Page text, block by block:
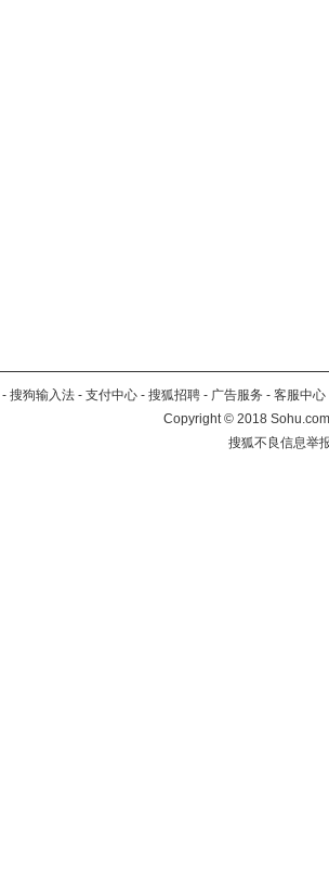
- 搜狗输入法 - 支付中心 - 搜狐招聘 - 广告服务 - 客服中心
Copyright©2018
搜狐不良信息举